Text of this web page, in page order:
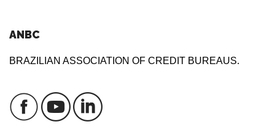
ANBC
BRAZILIAN ASSOCIATION OF CREDIT BUREAUS.